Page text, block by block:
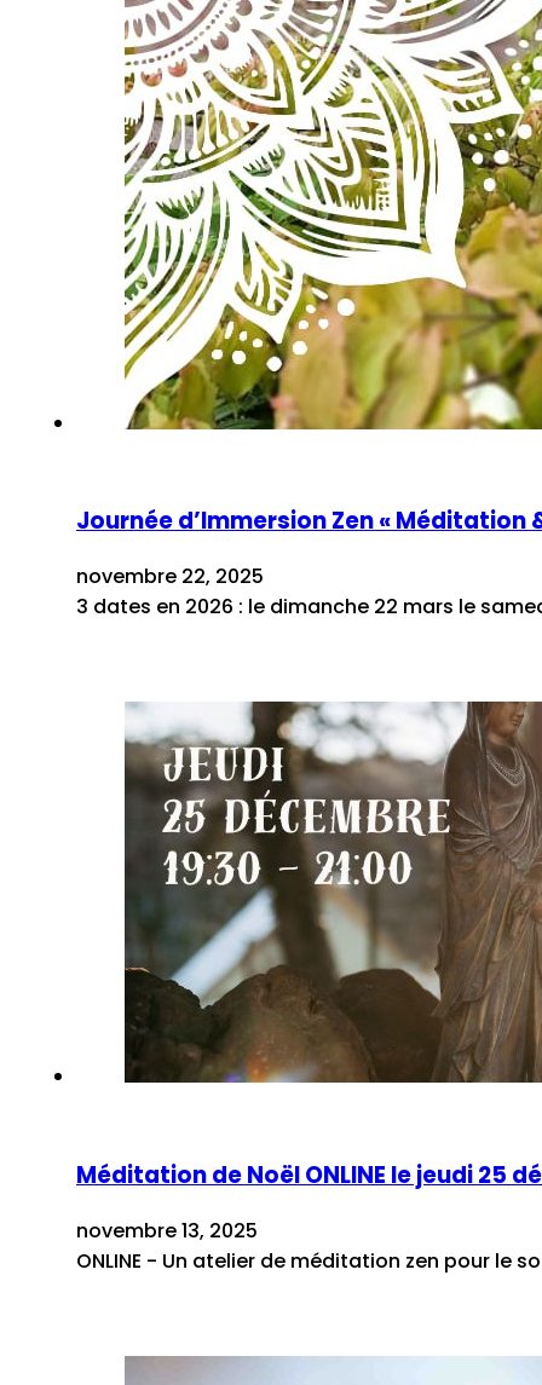
Journée d’Immersion Zen « Méditation
novembre 22, 2025
3 dates en 2026 : le dimanche 22 mars le
Méditation de Noël ONLINE le jeudi 25
novembre 13, 2025
ONLINE - Un atelier de méditation zen pour le